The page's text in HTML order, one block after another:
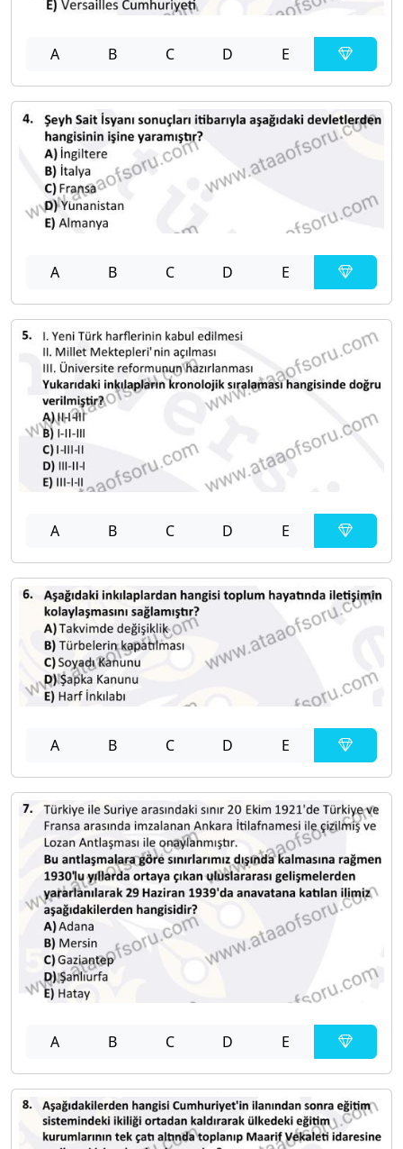
A B C D E
A B C D E
A B C D E
A B C D E
A B C D E